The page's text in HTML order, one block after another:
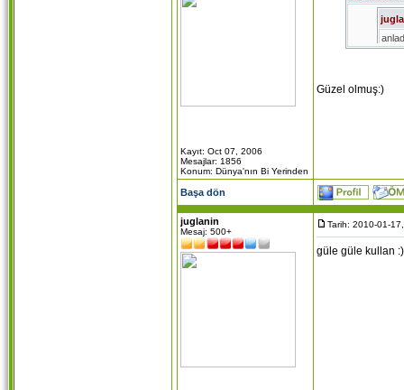
Kayıt: Oct 07, 2006
Mesajlar: 1856
Konum: Dünya'nın Bi Yerinden
Güzel olmuş:)
Başa dön
juglanin
Mesaj: 500+
Tarih: 2010-01-
güle güle kullan